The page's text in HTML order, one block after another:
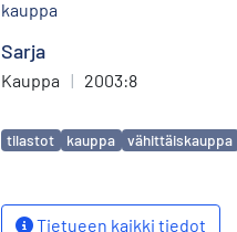
kauppa
Sarja
Kauppa | 2003:8
Avainsanat
tilastot kauppa vähittäiskauppa
Tietueen kaikki tiedot